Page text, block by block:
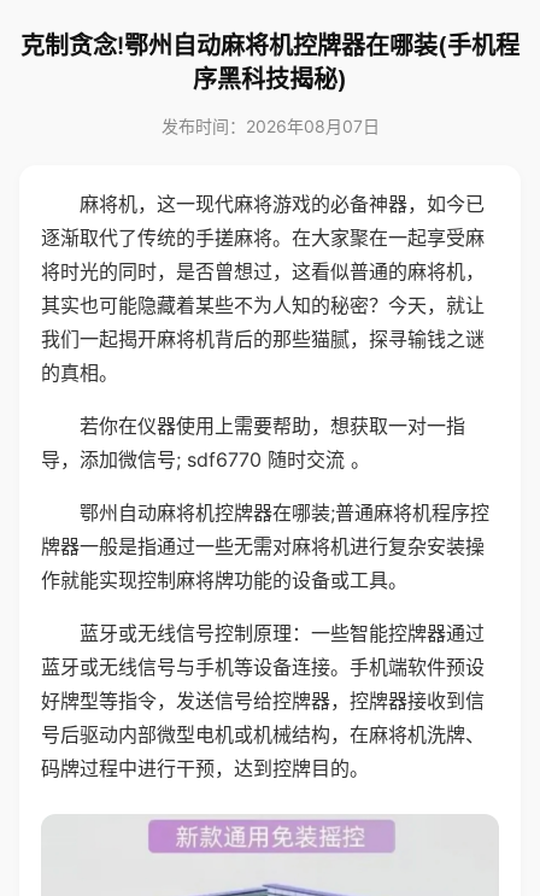
克制贪念!鄂州自动麻将机控牌器在哪装(手机程
序黑科技揭秘)
发布时间：2026年08月07日
麻将机，这一现代麻将游戏的必备神器，如今已
逐渐取代了传统的手搓麻将。在大家聚在一起享受麻
将时光的同时，是否曾想过，这看似普通的麻将机，
其实也可能隐藏着某些不为人知的秘密？今天，就让
我们一起揭开麻将机背后的那些猫腻，探寻输钱之谜
的真相。
若你在仪器使用上需要帮助，想获取一对一指
导，添加微信号; sdf6770 随时交流 。
鄂州自动麻将机控牌器在哪装;普通麻将机程序控
牌器一般是指通过一些无需对麻将机进行复杂安装操
作就能实现控制麻将牌功能的设备或工具。
蓝牙或无线信号控制原理：一些智能控牌器通过
蓝牙或无线信号与手机等设备连接。手机端软件预设
好牌型等指令，发送信号给控牌器，控牌器接收到信
号后驱动内部微型电机或机械结构，在麻将机洗牌、
码牌过程中进行干预，达到控牌目的。